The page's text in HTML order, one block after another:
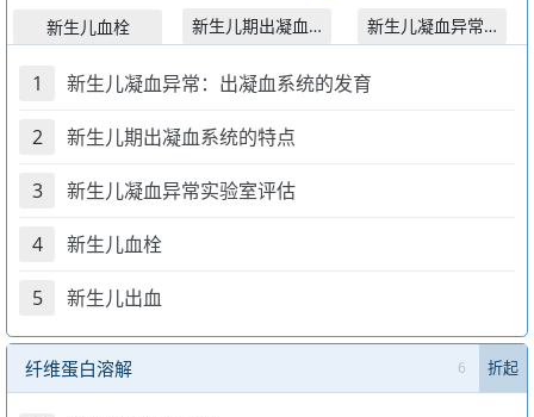
新生儿血栓 新生儿期出凝血系统的 新生儿凝血异常实验室
1 新生儿凝血异常：出凝血系统的发育
2 新生儿期出凝血系统的特点
3 新生儿凝血异常实验室评估
4 新生儿血栓
5 新生儿出血
纤维蛋白溶解 6 折起